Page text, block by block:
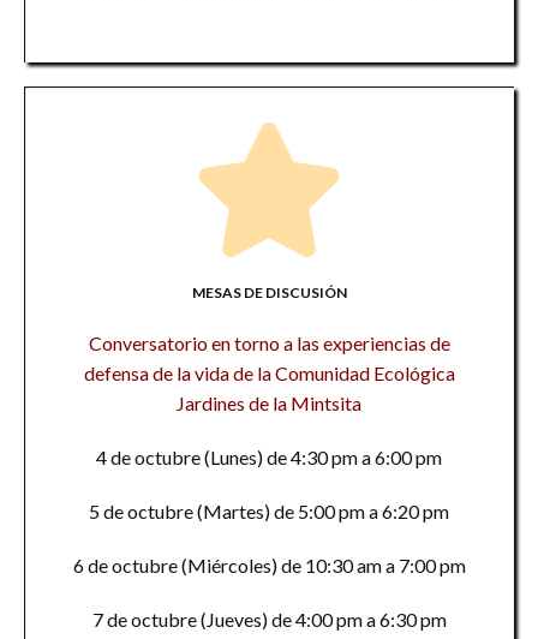
MESAS DE DISCUSIÓN
Conversatorio en torno a las experiencias de
defensa de la vida de la Comunidad Ecológica
Jardines de la Mintsita
4 de octubre (Lunes) de 4:30 pm a 6:00 pm
5 de octubre (Martes) de 5:00 pm a 6:20 pm
6 de octubre (Miércoles) de 10:30 am a 7:00 pm
7 de octubre (Jueves) de 4:00 pm a 6:30 pm